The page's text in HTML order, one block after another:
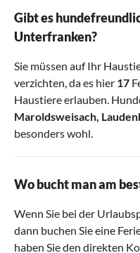
Gibt es
Unterfranken?
Sie müssen auf Ihr
verzichten, da es hier 17
Haustiere erlauben.
Maroldsweisach,
besonders wohl.
Wo bucht man am
Wenn Sie bei der
dann buchen Sie eine
haben Sie den direkten